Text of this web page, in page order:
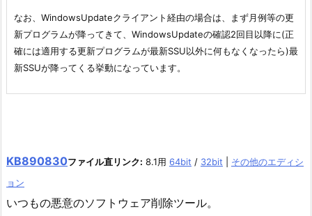
なお、WindowsUpdateクライアント経由の場合は、まず月例等の更
新プログラムが降ってきて、WindowsUpdateの確認2回目以降に(正
確には適用する更新プログラムが最新SSU以外に何もなくなったら)最
新SSUが降ってくる挙動になっています。
KB890830ファイル直リンク: 8.1用 64bit / 32bit
その他のエディシ
ョン
いつもの悪意のソフトウェア削除ツール。